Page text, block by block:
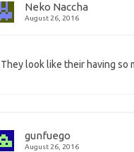
Neko Naccha
August 26, 2016
They look like their having so
gunfuego
August 26, 2016